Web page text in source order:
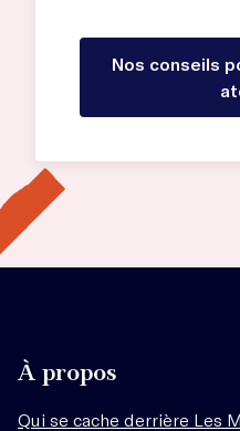
Nos conseils
À propos
Qui se cache derrière Les